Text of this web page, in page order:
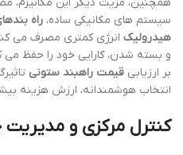
سیستم های مکانیکی ساده، راه
هیدرولیک انرژی کمتری مصرف می
و بسته شدن، کارایی خود را حفظ
بر ارزیابی قیمت راهبند ستونی
انتخاب هوشمندانه، ارزش هزینه
کنترل مرکزی و مدیریت